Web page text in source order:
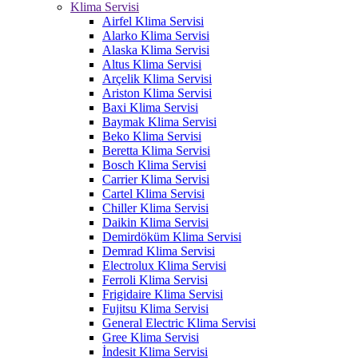
Klima Servisi
Airfel Klima Servisi
Alarko Klima Servisi
Alaska Klima Servisi
Altus Klima Servisi
Arçelik Klima Servisi
Ariston Klima Servisi
Baxi Klima Servisi
Baymak Klima Servisi
Beko Klima Servisi
Beretta Klima Servisi
Bosch Klima Servisi
Carrier Klima Servisi
Cartel Klima Servisi
Chiller Klima Servisi
Daikin Klima Servisi
Demirdöküm Klima Servisi
Demrad Klima Servisi
Electrolux Klima Servisi
Ferroli Klima Servisi
Frigidaire Klima Servisi
Fujitsu Klima Servisi
General Electric Klima Servisi
Gree Klima Servisi
İndesit Klima Servisi